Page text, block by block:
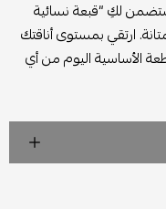
لكِ “قبعة نسائية
ارتقي بمستوى أناقتك
الأساسية اليوم من أي